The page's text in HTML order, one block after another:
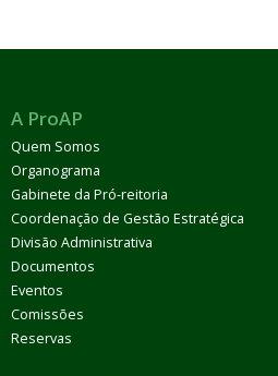
A ProAP
Quem Somos
Organograma
Gabinete da Pró-reitoria
Coordenação de Gestão Estratégica
Divisão Administrativa
Documentos
Eventos
Comissões
Reservas